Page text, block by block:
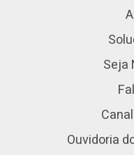
Seja
Ouvidoria